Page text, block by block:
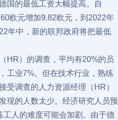
国的最低工资大幅提高。自
欧元增加9.82欧元，到2022年
年中，新的联邦政府将把最低
HR）的调查，平均有20%的员
工业7%。但在技术行业，熟练
受调查的人力资源经理（HR）
现的人数太少。经济研究人员预
工人的难度可能会加剧。由于德